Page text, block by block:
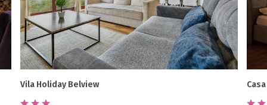
Vila Holiday Belview